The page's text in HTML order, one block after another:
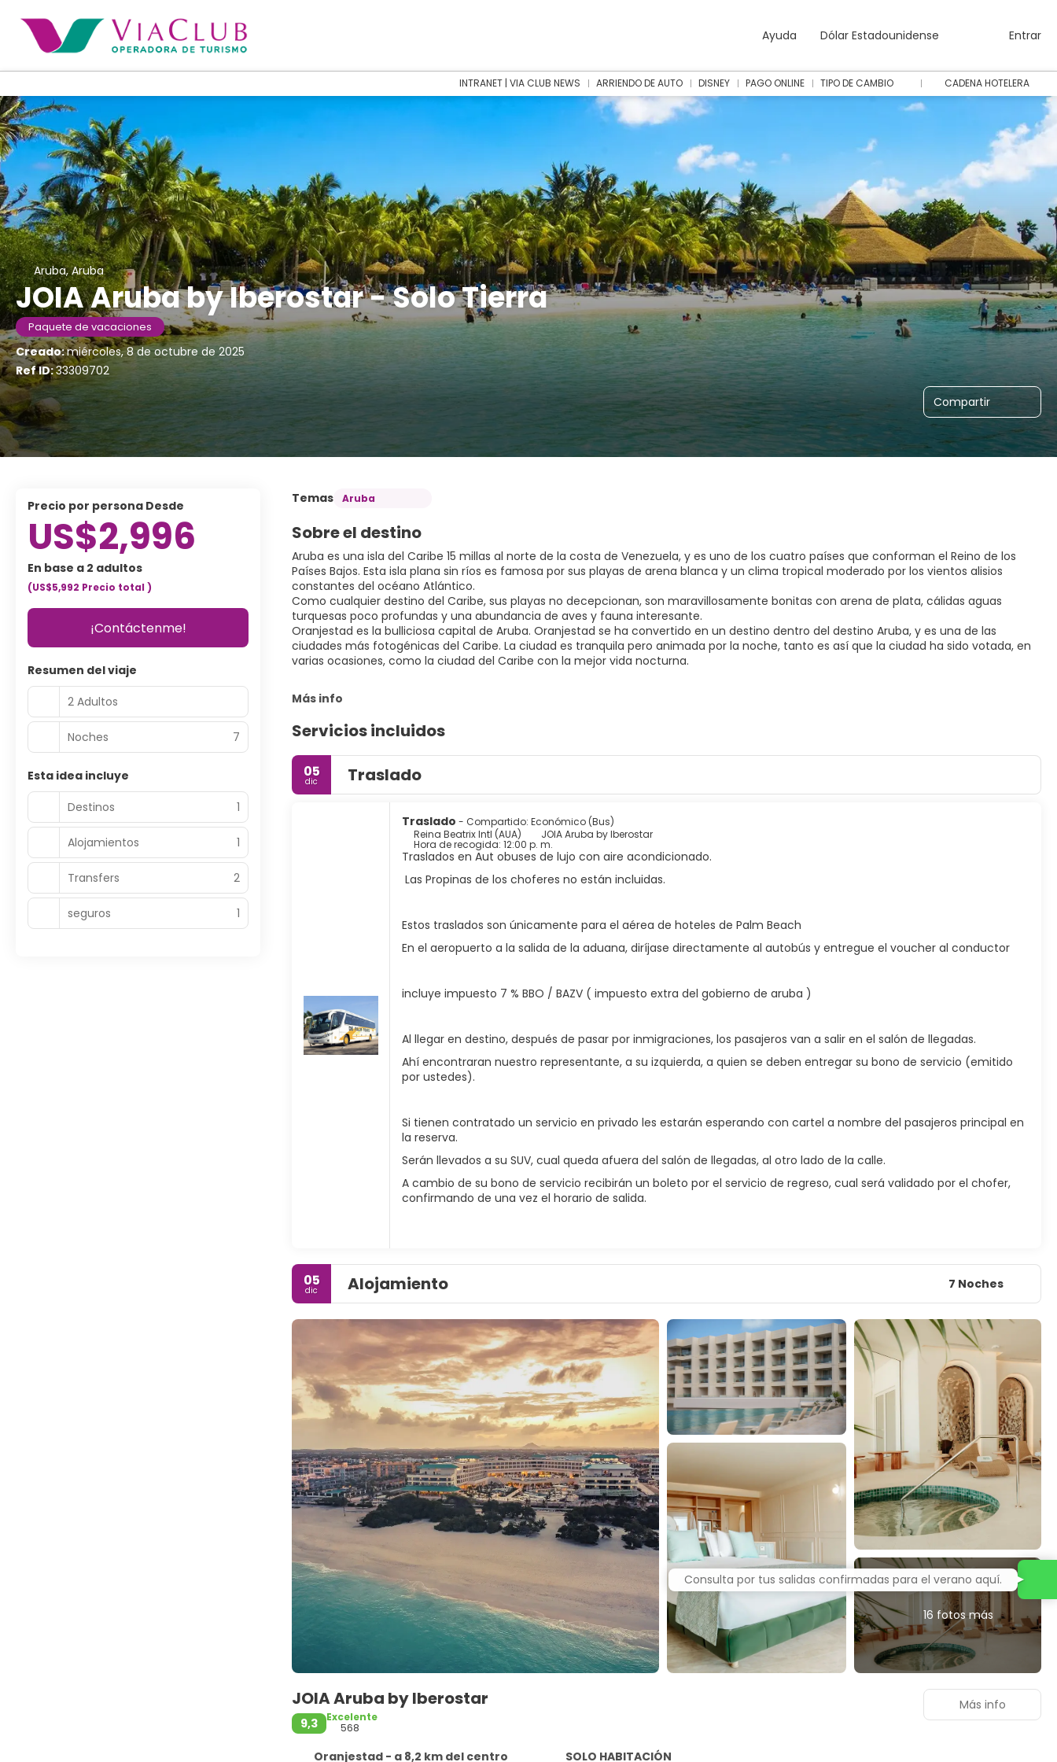
Ayuda Dólar Estadounidense Entrar
INTRANET | VIA CLUB NEWS ARRIENDO DE AUTO DISNEY PAGO ONLINE TIPO DE CAMBIO CADENA HOTELERA
Aruba, Aruba
JOIA Aruba by Iberostar - Solo Tierra
Paquete de vacaciones
Creado:miércoles, 8 de octubre de 2025
Ref ID:33309702
Compartir
Temas Aruba
Sobre el destino
Aruba es una isla del Caribe 15 millas al norte de la costa de Venezuela, y es uno de los cuatro países que conforman el Reino de los
Países Bajos. Esta isla plana sin ríos es famosa por sus playas de arena blanca y un clima tropical moderado por los vientos alisios
constantes del océano Atlántico.
Como cualquier destino del Caribe, sus playas no decepcionan, son maravillosamente bonitas con arena de plata, cálidas aguas
turquesas poco profundas y una abundancia de aves y fauna interesante.
Oranjestad es la bulliciosa capital de Aruba. Oranjestad se ha convertido en un destino dentro del destino Aruba, y es una de las
ciudades más fotogénicas del Caribe. La ciudad es tranquila pero animada por la noche, tanto es así que la ciudad ha sido votada, en
varias ocasiones, como la ciudad del Caribe con la mejor vida nocturna.
Más info
Servicios incluidos
05
dic Traslado
Traslado - Compartido: Económico (Bus)
Reina Beatrix Intl (AUA)
JOIA Aruba by Iberostar
Hora de recogida: 12:00 p. m.
Traslados en Aut obuses de lujo con aire acondicionado.
Las Propinas de los choferes no están incluidas.
Estos traslados son únicamente para el aérea de hoteles de Palm Beach
En el aeropuerto a la salida de la aduana, diríjase directamente al autobús y entregue el voucher al conductor
incluye impuesto 7 % BBO / BAZV ( impuesto extra del gobierno de aruba )
Al llegar en destino, después de pasar por inmigraciones, los pasajeros van a salir en el salón de llegadas.
Ahí encontraran nuestro representante, a su izquierda, a quien se deben entregar su bono de servicio (emitido
por ustedes).
Si tienen contratado un servicio en privado les estarán esperando con cartel a nombre del pasajeros principal en
la reserva.
Serán llevados a su SUV, cual queda afuera del salón de llegadas, al otro lado de la calle.
A cambio de su bono de servicio recibirán un boleto por el servicio de regreso, cual será validado por el chofer,
confirmando de una vez el horario de salida.
05
dic Alojamiento 7 Noches
16 fotos más
JOIA Aruba by Iberostar
9,3
Excelente
568
Oranjestad - a 8,2 km del centro
SOLO HABITACIÓN
Más info
precio por persona Desde
US$2,996
En base a 2 adultos
(US$5,992 Precio total )
¡Contáctenme!
Resumen del viaje
2 Adultos
Noches 7
Esta idea incluye
Destinos
1
Alojamientos 1
Transfers 2
seguros 1
Consulta por tus salidas confirmadas para el verano aquí.